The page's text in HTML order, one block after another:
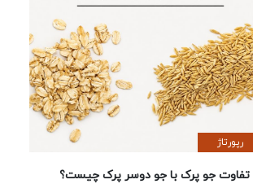
رپورتاژ
تفاوت جو پرک با جو دوسر پرک چیست؟